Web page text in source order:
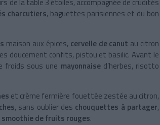
de la table 3 étoiles, accompagnée de crudités
charcutiers, baguettes parisiennes et du bon
maison aux épices, cervelle de canut au citron
doucement confits, pistou et basilic. Avant le
froids sous une mayonnaised’herbes, risotto
et crème fermière fouettée zestée au citron,
, sans oublier des chouquettes à partager,
smoothie de fruits rouges.